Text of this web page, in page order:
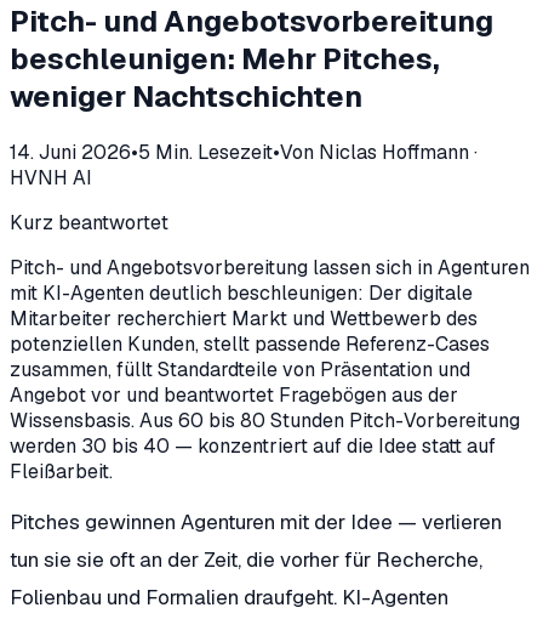
Pitch- und Angebotsvorbereitung
beschleunigen: Mehr Pitches,
weniger Nachtschichten
14. Juni 2026•5 Min. Lesezeit•Von Niclas Hoffmann·
HVNH AI
Kurz beantwortet
Pitch- und Angebotsvorbereitung lassen sich in Agenturen
mit KI-Agenten deutlich beschleunigen: Der digitale
Mitarbeiter recherchiert Markt und Wettbewerb des
potenziellen Kunden, stellt passende Referenz-Cases
zusammen, füllt Standardteile von Präsentation und
Angebot vor und beantwortet Fragebögen aus der
Wissensbasis. Aus 60 bis 80 Stunden Pitch-Vorbereitung
werden 30 bis 40 — konzentriert auf die Idee statt auf
Fleißarbeit.
Pitches gewinnen Agenturen mit der Idee — verlieren
tun sie sie oft an der Zeit, die vorher für Recherche,
Folienbau und Formalien draufgeht. KI-Agenten